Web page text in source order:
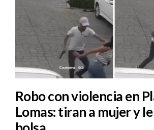
Robo con violencia en
Lomas: tiran a mujer y